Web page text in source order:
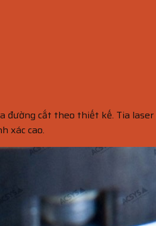
đường cắt theo thiết kế. Tia
xác cao.